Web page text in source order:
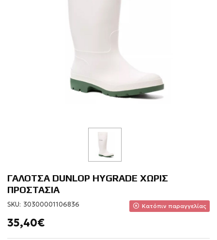
ΓΑΛΟΤΣΑ DUNLOP HYGRADE ΧΩΡΙΣ
ΠΡΟΣΤΑΣΙΑ
SKU: 30300001106836 Κατόπιν παραγγελίας
35,40€